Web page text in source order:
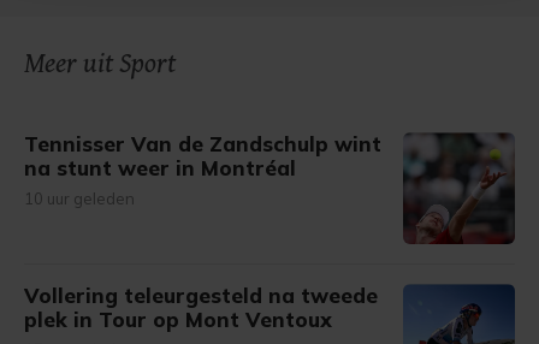
gemaakte keuze altijd wijzigen of intrekken.
Meer uit Sport
Tennisser Van de Zandschulp wint
na stunt weer in Montréal
10 uur geleden
Vollering teleurgesteld na tweede
plek in Tour op Mont Ventoux